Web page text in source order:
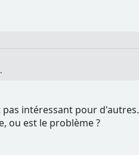
pas intéressant pour d'autres.
ou est le problème ?